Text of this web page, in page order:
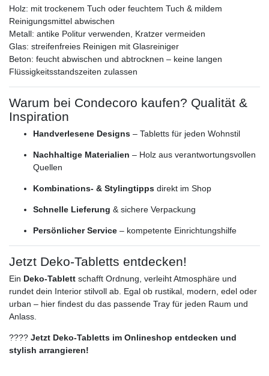
Holz: mit trockenem Tuch oder feuchtem Tuch & mildem
Reinigungsmittel abwischen
Metall: antike Politur verwenden, Kratzer vermeiden
Glas: streifenfreies Reinigen mit Glasreiniger
Beton: feucht abwischen und abtrocknen – keine langen
Flüssigkeitsstandszeiten zulassen
Warum bei Condecoro kaufen? Qualität &
Inspiration
Handverlesene Designs – Tabletts für jeden Wohnstil
Nachhaltige Materialien – Holz aus verantwortungsvollen
Quellen
Kombinations- & Stylingtipps direkt im Shop
Schnelle Lieferung & sichere Verpackung
Persönlicher Service – kompetente Einrichtungshilfe
Jetzt Deko‑Tabletts entdecken!
Ein Deko‑Tablett schafft Ordnung, verleiht Atmosphäre und
rundet dein Interior stilvoll ab. Egal ob rustikal, modern, edel oder
urban – hier findest du das passende Tray für jeden Raum und
Anlass.
???? Jetzt Deko‑Tabletts im Onlineshop entdecken und
stylish arrangieren!